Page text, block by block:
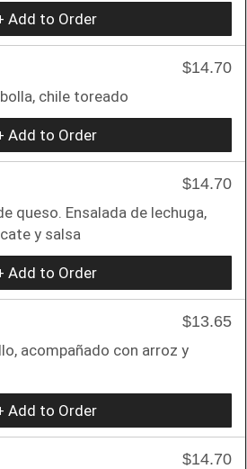
Add to Order
$14.70
chile toreado
Add to Order
$14.70
queso. Ensalada de lechuga,
y salsa
Add to Order
$13.65
acompañado con arroz y
Add to Order
$14.70